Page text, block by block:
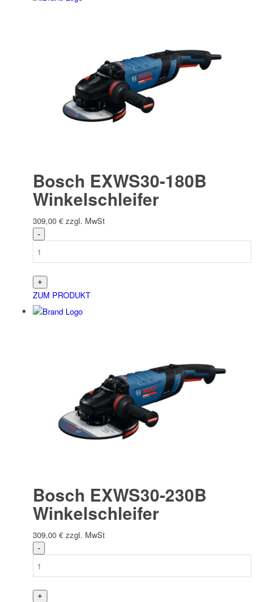
Bosch EXWS30-180B
Winkelschleifer
309,00 € zzgl. MwSt
ZUM PRODUKT
Bosch EXWS30-230B
Winkelschleifer
309,00 € zzgl. MwSt